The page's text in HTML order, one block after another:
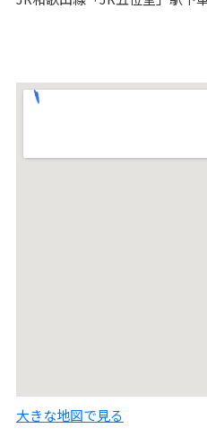
ける
経済産業省が主導する、地域
2016年12月
大きな地図で見る